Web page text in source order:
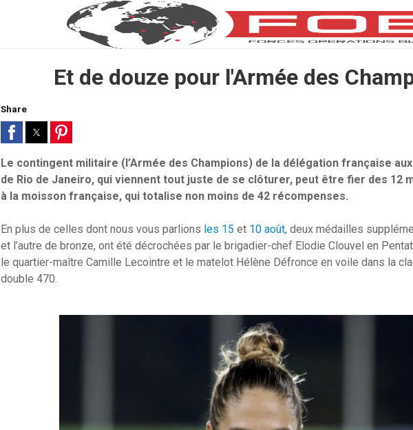
Et de douze pour l'Armée des
Share
Le contingent militaire (l’Armée des Champions) de la délégation française
de Rio de Janeiro, qui viennent tout juste de se clôturer, peut être fier des 12
à la moisson française, qui totalise non moins de 42 récompenses.
En plus de celles dont nous vous parlions les 15 et 10 août, deux médailles
et l’autre de bronze, ont été décrochées par le brigadier-chef Elodie Clouvel en
le quartier-maître Camille Lecointre et le matelot Hélène Défronce en voile dans la
double 470.